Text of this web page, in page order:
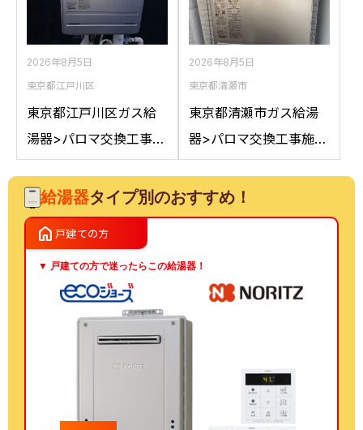
らパロマFH-
E2422SARLへの交換
パロマFH-2023SAW-1
への交換
2026年8月5日
東京都江戸川区
東京都江戸川区ガス給
湯器>パロマ交換工事施
工事例：ノーリツGT-
2050AWXからパロマ
FH-E2022SAWLへの交
換
2026年8月5日
東京都清瀬市
東京都清瀬市ガス給湯
器>パロマ交換工事施工
事例：ノーリツGT-
C2042SAWXからパロ
マFH-E2022SAWL 13A
給湯器タイプ別のおすすめ！
home 戸建ての方
▼ 戸建ての方で迷ったらこの給湯器！